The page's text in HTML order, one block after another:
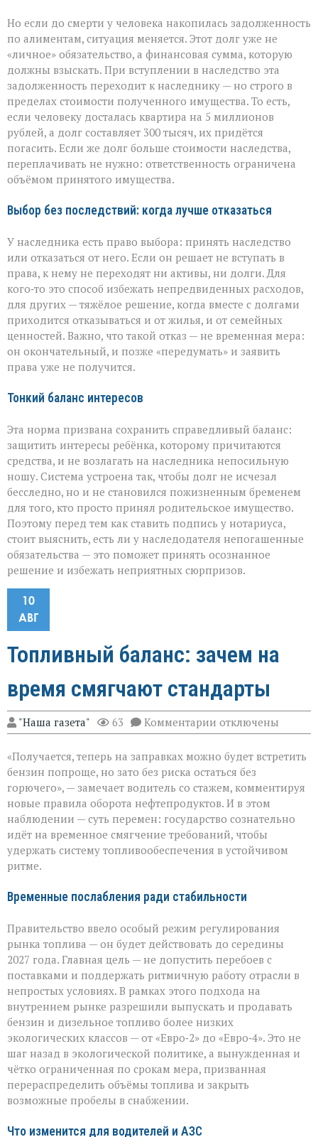
Но если до смерти у человека накопилась задолженность
по алиментам, ситуация меняется. Этот долг уже не
«личное» обязательство, а финансовая сумма, которую
должны взыскать. При вступлении в наследство эта
задолженность переходит к наследнику — но строго в
пределах стоимости полученного имущества. То есть,
если человеку досталась квартира на 5 миллионов
рублей, а долг составляет 300 тысяч, их придётся
погасить. Если же долг больше стоимости наследства,
переплачивать не нужно: ответственность ограничена
объёмом принятого имущества.
Выбор без последствий: когда лучше отказаться
У наследника есть право выбора: принять наследство
или отказаться от него. Если он решает не вступать в
права, к нему не переходят ни активы, ни долги. Для
кого‑то это способ избежать непредвиденных расходов,
для других — тяжёлое решение, когда вместе с долгами
приходится отказываться и от жилья, и от семейных
ценностей. Важно, что такой отказ — не временная мера:
он окончательный, и позже «передумать» и заявить
права уже не получится.
Тонкий баланс интересов
Эта норма призвана сохранить справедливый баланс:
защитить интересы ребёнка, которому причитаются
средства, и не возлагать на наследника непосильную
ношу. Система устроена так, чтобы долг не исчезал
бесследно, но и не становился пожизненным бременем
для того, кто просто принял родительское имущество.
Поэтому перед тем как ставить подпись у нотариуса,
стоит выяснить, есть ли у наследодателя непогашенные
обязательства — это поможет принять осознанное
решение и избежать неприятных сюрпризов.
10
АВГ
Топливный баланс: зачем на
время смягчают стандарты
"Наша газета" 63 Комментарии к
записи
баланс:
зачем
время
смягчают
стандарты
отключены
«Получается, теперь на заправках можно будет встретить
бензин попроще, но зато без риска остаться без
горючего», — замечает водитель со стажем, комментируя
новые правила оборота нефтепродуктов. И в этом
наблюдении — суть перемен: государство сознательно
идёт на временное смягчение требований, чтобы
удержать систему топливообеспечения в устойчивом
ритме.
Временные послабления ради стабильности
Правительство ввело особый режим регулирования
рынка топлива — он будет действовать до середины
2027 года. Главная цель — не допустить перебоев с
поставками и поддержать ритмичную работу отрасли в
непростых условиях. В рамках этого подхода на
внутреннем рынке разрешили выпускать и продавать
бензин и дизельное топливо более низких
экологических классов — от «Евро‑2» до «Евро‑4». Это не
шаг назад в экологической политике, а вынужденная и
чётко ограниченная по срокам мера, призванная
перераспределить объёмы топлива и закрыть
возможные пробелы в снабжении.
Что изменится для водителей и АЗС